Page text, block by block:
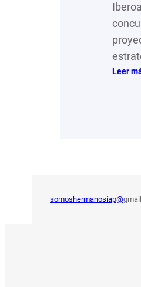
Leer
somoshermanosiap@